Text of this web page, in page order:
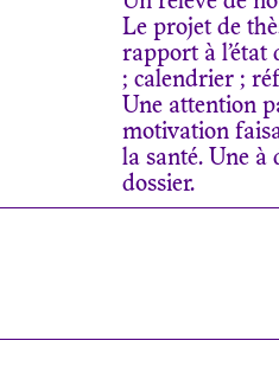
Le projet de
rapport à l’état
; calendrier ;
Une attention
motivation
la santé. Une à
dossier.